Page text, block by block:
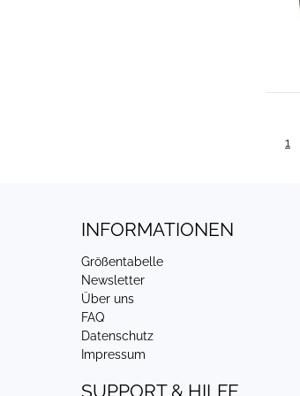
1
INFORMATIONEN
Größentabelle
Newsletter
Über uns
FAQ
Datenschutz
Impressum
SUPPORT & HILFE